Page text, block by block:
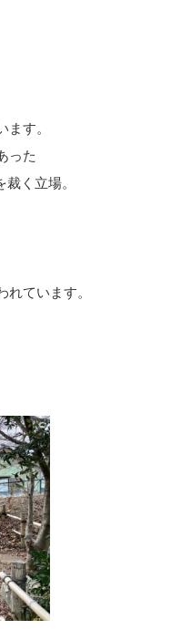
す。
った
裁く立場。
ています。